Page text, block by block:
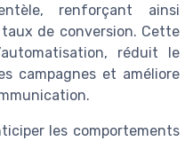
renforçant ainsi
de conversion. Cette
réduit le
campagnes et améliore
les comportements